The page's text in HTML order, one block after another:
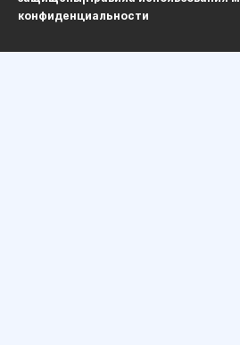
конфиденциальности